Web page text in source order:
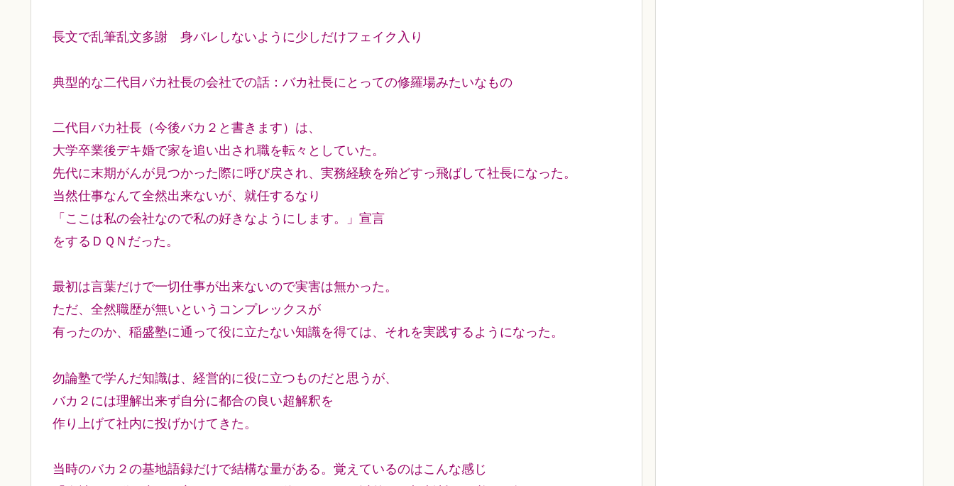
長文で乱筆乱文多謝 身バレしないように少しだけフェイク入り
典型的な二代目バカ社長の会社での話：バカ社長にとっての修羅場みたいなもの
二代目バカ社長（今後バカ２と書きます）は、
大学卒業後デキ婚で家を追い出され職を転々としていた。
先代に末期がんが見つかった際に呼び戻され、実務経験を殆どすっ飛ばして社長になった。
当然仕事なんて全然出来ないが、就任するなり
「ここは私の会社なので私の好きなようにします。」宣言
をするＤＱＮだった。
最初は言葉だけで一切仕事が出来ないので実害は無かった。
ただ、全然職歴が無いというコンプレックスが
有ったのか、稲盛塾に通って役に立たない知識を得ては、それを実践するようになった。
勿論塾で学んだ知識は、経営的に役に立つものだと思うが、
バカ２には理解出来ず自分に都合の良い超解釈を
作り上げて社内に投げかけてきた。
当時のバカ２の基地語録だけで結構な量がある。覚えているのはこんな感じ